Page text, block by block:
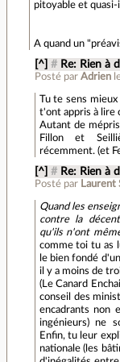
pitoyable et quasi-
A quand un
[^] # Re: Rien à
Posté par Adrien
Tu te sens
t'ont appris à lire
Autant de
Fillon et
récemment. (et
[^] # Re: Rien à
Posté par Laurent
Quand les
contre la
qu'ils n'ont
comme toi tu as
le bien fondé
il y a moins de
(Le Canard
conseil des
encadrants non
ingénieurs) ne
Enfin, tu leur
nationale (les